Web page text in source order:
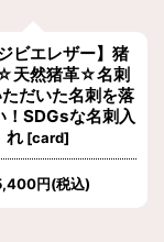
ジビエレザー】猪
天然猪革☆名刺
だいた名刺を落
！SDGsな名刺入
れ [card]
円(税込)